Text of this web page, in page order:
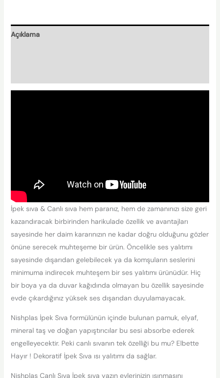
Açıklama
İpek sıva & Canlı sıva hem paranız, hem de zamanınızı size geri
kazandıracak birbirinden harikulade özellik ve avantajları
sayesinde her daim kararınızın ne kadar doğru olduğunu gözler
önüne serecek muhteşeme bir ürün. Öncelikle ses yalıtımı
sayesinde dışarıdan gelebilecek ya da komşuların seslerini
minimuma indirecek muhteşem bir ses yalıtımı ürünüdür. Hiç
bir boya ya da duvar kağıdında olmayan bu özellik sayesinde
evde çıkardığınız yüksek ses dışarıdan duyulamayacak.
Nishplas İpek Sıva formülünün içinde bulunan pamuk, elyaf,
mineral taş ve doğan yapıştırıcılar bu sesi absorbe ederek
engelleyecektir. Peki canlı sıvanın tek özelliği bu mu? Elbette
Hayır ! Dekoratif İpek Sıva ısı yalıtımı da sağlar.
Nishplas Canlı Sıva İpek sıva yazın evlerinizin ısınmasını